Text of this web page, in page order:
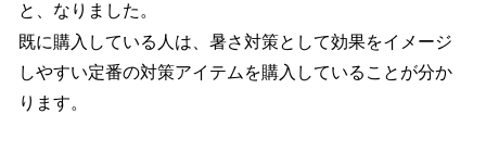
と、なりました。
既に購入している人は、暑さ対策として効果をイメージ
しやすい定番の対策アイテムを購入していることが分か
ります。